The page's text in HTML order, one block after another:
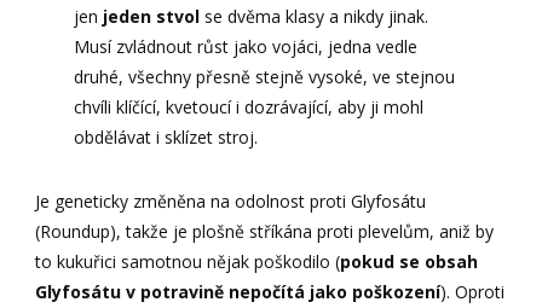
jen jeden stvolse dvěma klasy a nikdy jinak.
Musí zvládnout růst jako vojáci, jedna vedle
druhé, všechny přesně stejně vysoké, ve stejnou
chvíli klíčící, kvetoucí i dozrávající, aby ji mohl
obdělávat i sklízet stroj.
Je geneticky změněna na odolnost proti Glyfosátu
(Roundup), takže je plošně stříkána proti plevelům, aniž by
to kukuřici samotnou nějak poškodilo (pokud se obsah
Glyfosátu v potravině nepočítá jako poškození). Oproti